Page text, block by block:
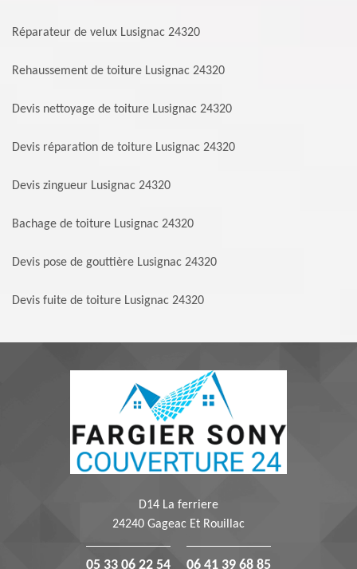
Réparateur de velux Lusignac 24320
Rehaussement de toiture Lusignac 24320
Devis nettoyage de toiture Lusignac 24320
Devis réparation de toiture Lusignac 24320
Devis zingueur Lusignac 24320
Bachage de toiture Lusignac 24320
Devis pose de gouttière Lusignac 24320
Devis fuite de toiture Lusignac 24320
D14 La ferriere
24240 Gageac Et Rouillac
05 33 06 22 54 06 41 39 68 85